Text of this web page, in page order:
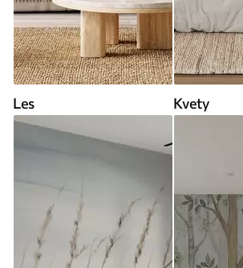
Les Kvety